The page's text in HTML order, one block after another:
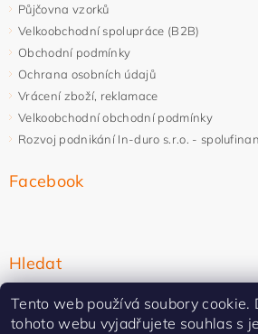
Půjčovna vzorků
Velkoobchodní spolupráce (B2B)
Obchodní podmínky
Ochrana osobních údajů
Vrácení zboží, reklamace
Velkoobchodní obchodní podmínky
Rozvoj podnikání In-duro s.r.o. -
Facebook
Hledat
Tento web používá soubory cookie.
tohoto webu vyjadřujete souhlas s